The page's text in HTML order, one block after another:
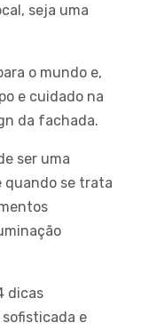
seja uma
o mundo e,
e cuidado na
da fachada.
ser uma
quando se trata
dicas
e